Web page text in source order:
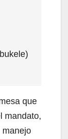
que
mandato,
manejo